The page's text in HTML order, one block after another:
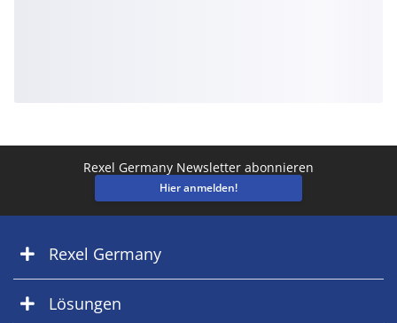
Rexel Germany Newsletter abonnieren
Hier anmelden!
Rexel Germany
Lösungen